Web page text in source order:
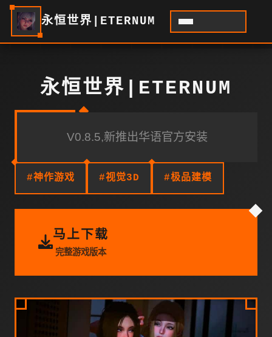
永恒世界|ETERNUM
永恒世界|ETERNUM
V0.8.5,新推出华语官方安装
#神作游戏 #视觉3D #极品建模
马上下载
完整游戏版本